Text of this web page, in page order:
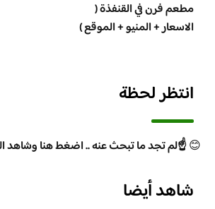
مطعم فرن في القنفذة (
الاسعار + المنيو + الموقع )
انتظر لحظة
😊☝️لم تجد ما تبحث عنه .. اضغط هنا وشاهد
شاهد أيضا